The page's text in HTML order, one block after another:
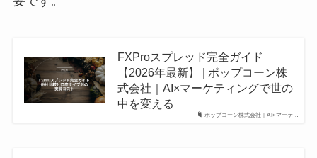
ポップコーン株式会社｜AI×マーケ…
FXProスプレッド完全ガイド
【2026年最新】 | ポップコーン株
式会社｜AI×マーケティングで世の
中を変える